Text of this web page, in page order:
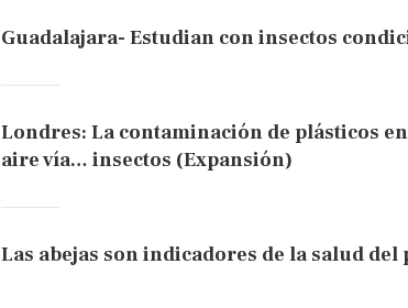
Guadalajara- Estudian con insectos
Londres: La contaminación de plásticos
aire vía… insectos (Expansión)
Las abejas son indicadores de la salud